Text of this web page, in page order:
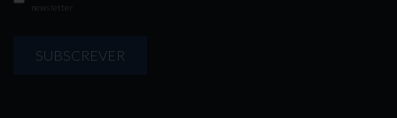
newsletter
SUBSCREVER